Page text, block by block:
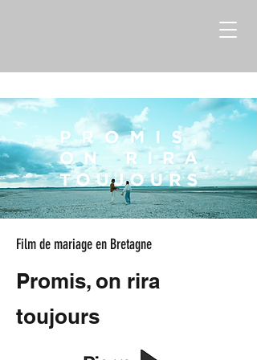
Film de mariage en Bretagne
Promis, on rira
toujours